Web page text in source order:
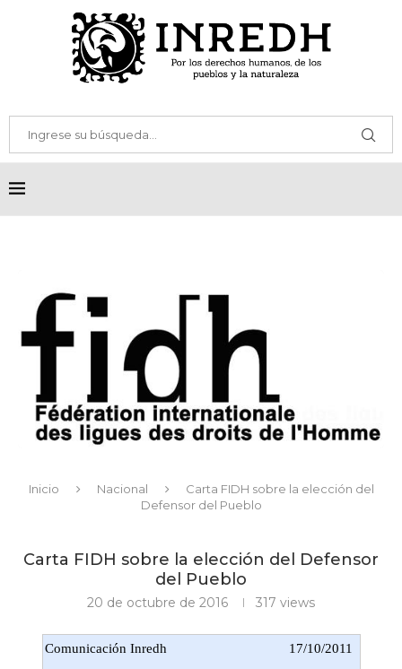
Inicio Nacional
Carta FIDH sobre la elección del
Defensor del Pueblo
Carta FIDH sobre la elección del Defensor
del Pueblo
20 de octubre de 2016 317 views
Comunicación Inredh 17/10/2011